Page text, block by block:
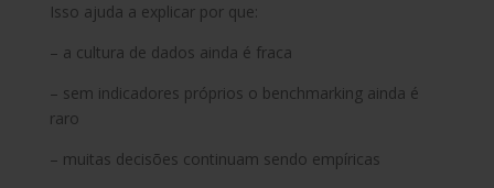
Isso ajuda a explicar por que:
– a cultura de dados ainda é fraca
– sem indicadores próprios o benchmarking ainda é
raro
– muitas decisões continuam sendo empíricas